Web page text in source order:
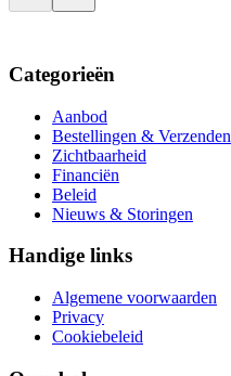
Categorieën
Aanbod
Bestellingen & Verzenden
Zichtbaarheid
Financiën
Beleid
Nieuws & Storingen
Handige links
Algemene voorwaarden
Privacy
Cookiebeleid